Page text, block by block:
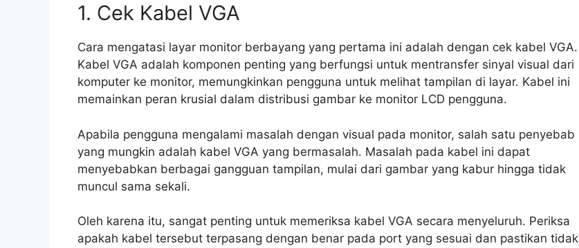
1. Cek Kabel VGA
Cara mengatasi layar monitor berbayang yang pertama ini adalah dengan cek kabel VGA.
Kabel VGA adalah komponen penting yang berfungsi untuk mentransfer sinyal visual dari
komputer ke monitor, memungkinkan pengguna untuk melihat tampilan di layar. Kabel ini
memainkan peran krusial dalam distribusi gambar ke monitor LCD pengguna.
Apabila pengguna mengalami masalah dengan visual pada monitor, salah satu penyebab
yang mungkin adalah kabel VGA yang bermasalah. Masalah pada kabel ini dapat
menyebabkan berbagai gangguan tampilan, mulai dari gambar yang kabur hingga tidak
muncul sama sekali.
Oleh karena itu, sangat penting untuk memeriksa kabel VGA secara menyeluruh. Periksa
apakah kabel tersebut terpasang dengan benar pada port yang sesuai dan pastikan tidak